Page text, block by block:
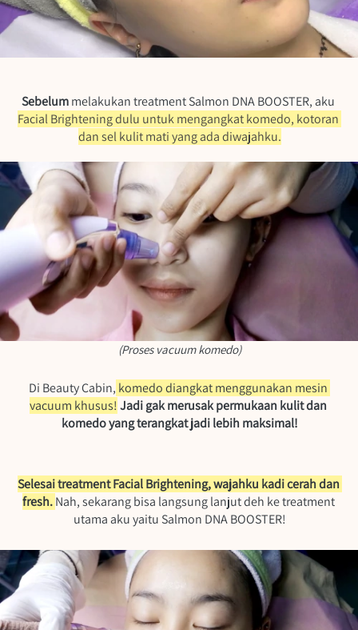
Sebelum
Facial Brightening dulu untuk mengangkat komedo, kotoran
dan sel kulit mati yang ada diwajahku.
(Proses vacuum komedo)
Di Beauty Cabin, komedo diangkat menggunakan mesin
vacuum khusus! Jadi gak merusak permukaan kulit dan
komedo yang terangkat jadi lebih maksimal!
Selesai treatment Facial Brightening, wajahku kadi cerah dan
fresh. Nah, sekarang bisa langsung lanjut deh ke treatment
utama aku yaitu Salmon DNA BOOSTER!